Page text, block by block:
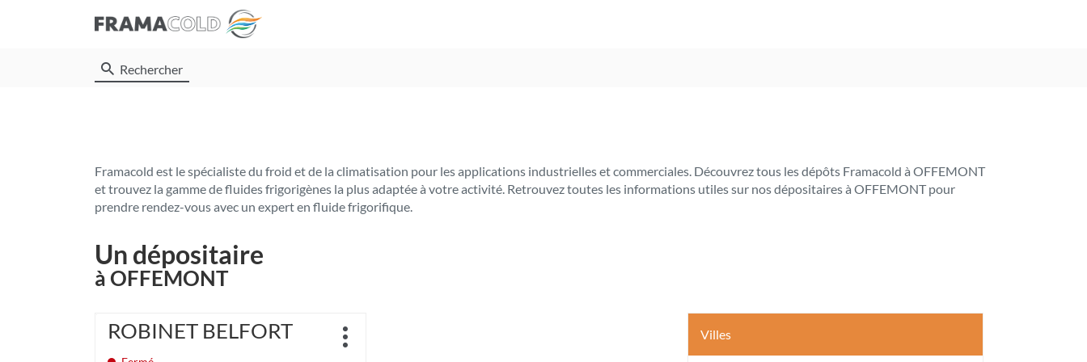
Rechercher
Framacold est le spécialiste du froid et de la climatisation pour les applications industrielles et commerciales. Découvrez tous les dépôts Framacold à OFFEMONT
et trouvez la gamme de fluides frigorigènes la plus adaptée à votre activité. Retrouvez toutes les informations utiles sur nos dépositaires à OFFEMONT pour
prendre rendez-vous avec un expert en fluide frigorifique.
Un dépositaire
à OFFEMONT
Villes
Appuyer
sur
Point
ROBINET BELFORT
Plus